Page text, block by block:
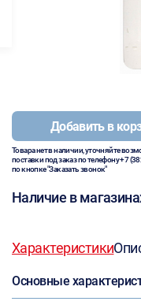
Добавить в
Товара нет в наличии, уточняйте
поставки под заказ по телефону+7
по кнопке "Заказать звонок"
Наличие в
Характеристики
Основные